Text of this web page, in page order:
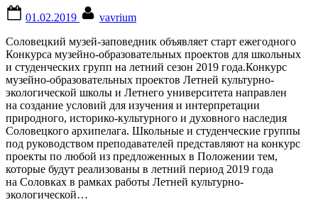
on
01.02.2019
vavrium
Соловецкий музей-заповедник объявляет старт ежегодного
Конкурса музейно-образовательных проектов для школьных
и студенческих групп на летний сезон 2019 года.Конкурс
музейно-образовательных проектов Летней культурно-
экологической школы и Летнего университета направлен
на создание условий для изучения и интерпретации
природного, историко-культурного и духовного наследия
Соловецкого архипелага. Школьные и студенческие группы
под руководством преподавателей представляют на конкурс
проекты по любой из предложенных в Положении тем,
которые будут реализованы в летний период 2019 года
на Соловках в рамках работы Летней культурно-
экологической…